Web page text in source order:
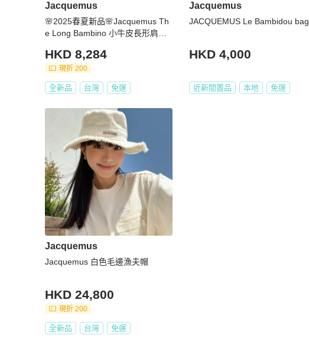
Jacquemus
🌸2025春夏新品🌸Jacquemus Th
e Long Bambino 小牛皮長形肩背
HKD 8,284
現折 200
全新品 台灣 免運
Jacquemus
JACQUEMUS Le Bambidou bag
HKD 4,000
近新閒置品 本地 免運
Jacquemus
Jacquemus 白色毛邊漁夫帽
HKD 24,800
現折 200
全新品 台灣 免運